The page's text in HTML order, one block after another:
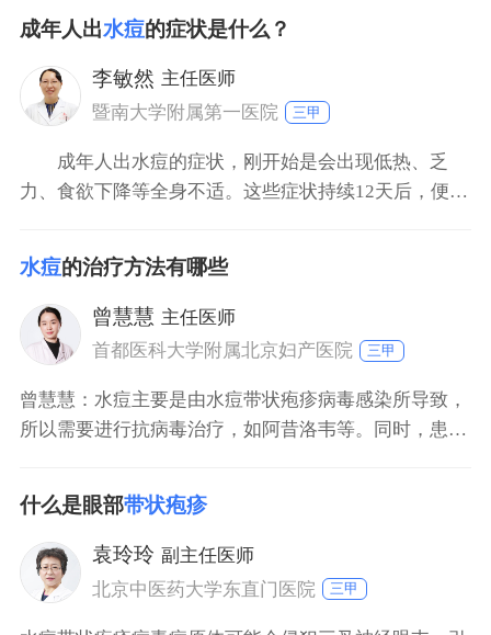
状疱疹。有些没有患过水痘的患者、隐性感染患者，也
会发生带状疱疹。带状疱疹跟患者的身体状况、年龄、
免疫功能，有没有基础疾病、肿瘤或者自身免疫性疾
病，是否进行过
成年人出水痘的症状是什么？
李敏然 主任医师
暨南大学附属第一医院
三甲
成年人出水痘的症状，刚开始是会出现低热、乏
力、食欲下降等全身不适。这些症状持续12天后，便会
小时后会变成丘疹，然后再变成疱疹。水痘是由水痘带
状疱疹病毒感染导致，疱疹在没有结痂前有很强的传染
性，疱疹结痂后便没有传染性。水痘需要及时进行治
疗，所以患
水痘的治疗方法有哪些
曾慧慧 主任医师
首都医科大学附属北京妇产医院
三甲
曾慧慧：水痘主要是由水痘带状疱疹病毒感染所导致，
所以需要进行抗病毒治疗，如阿昔洛韦等。同时，患者
离。如果情况不严重，水痘也有自愈可能。如果水痘患
者出现高热情况，也可以给予退烧药物。如果因为搔抓
水痘继发细菌感染，这种情况还需要进行抗感染治疗。
什么是眼部带状疱疹
袁玲玲 副主任医师
北京中医药大学东直门医院
三甲